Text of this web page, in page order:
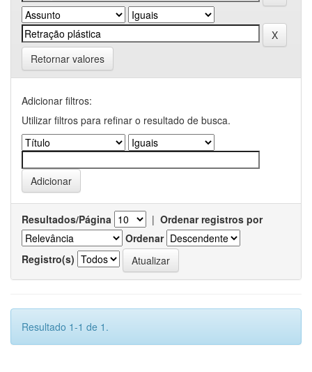
Retornar valores
Adicionar filtros:
Utilizar filtros para refinar o resultado de busca.
Resultados/Página | Ordenar registros por
Ordenar
Registro(s)
Resultado 1-1 de 1.